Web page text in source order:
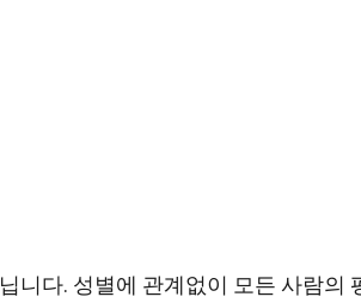
니다. 성별에 관계없이 모든 사람의